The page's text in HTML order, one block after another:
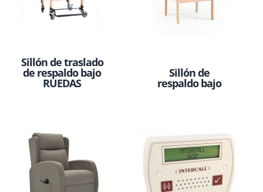
Sillón de traslado
de respaldo bajo
RUEDAS
Sillón de
respaldo bajo